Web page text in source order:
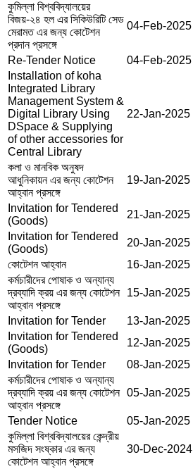
কুমিল্লা বিশ্ববিদ্যালয়ের
বিজয়-২৪ হল এর সিকিউরিটি সেড
মেরামত এর জন্য কোটেশন
প্রদান প্রসঙ্গে
04-Feb-2025
Re-Tender Notice 04-Feb-2025
Installation of koha
Integrated Library
Management System &
Digital Library Using
DSpace & Supplying
of other accessories for
Central Library
22-Jan-2025
কলা ও মানবিক অনুষদ
আধুনিকায়ন এর জন্য কোটেশন
আহ্বান প্রসঙ্গে
19-Jan-2025
Invitation for Tendered
(Goods)
21-Jan-2025
Invitation for Tendered
(Goods)
20-Jan-2025
কোটেশন আহ্বান
16-Jan-2025
কর্মচারীদের পোষাক ও অন্যান্য
দ্রব্যাদি ক্রয় এর জন্য কোটেশন
আহ্বান প্রসঙ্গে
15-Jan-2025
Invitation for Tender 13-Jan-2025
Invitation for Tendered
(Goods)
12-Jan-2025
Invitation for Tender
08-Jan-2025
কর্মচারীদের পোষাক ও অন্যান্য
দ্রব্যাদি ক্রয় এর জন্য কোটেশন
আহ্বান প্রসঙ্গে
05-Jan-2025
Tender Notice 05-Jan-2025
কুমিল্লা বিশ্ববিদ্যালয়ের কেন্দ্রীয়
মসজিদ সংষ্কার এর জন্য
কোটেশন আহ্বান প্রসঙ্গে
30-Dec-2024